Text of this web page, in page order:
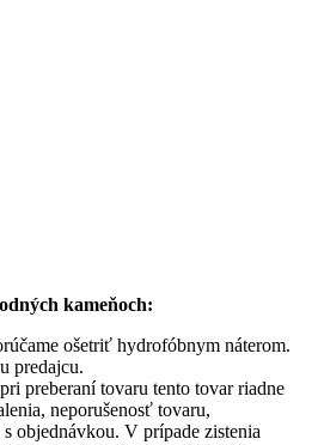
kameňoch:
ošetriť hydrofóbnym náterom.
predajcu.
preberaní tovaru tento tovar riadne
neporušenosť tovaru,
objednávkou. V prípade zistenia